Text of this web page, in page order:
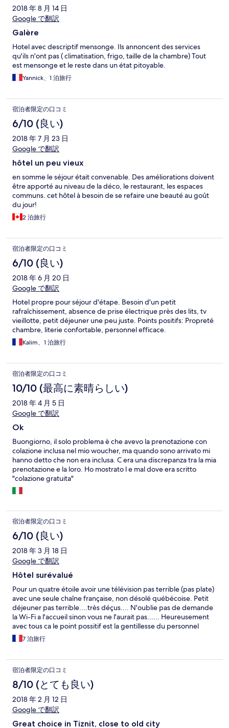
2018 年 8 月 14 日
Google で翻訳
Galère
Hotel avec descriptif mensonge. Ils annoncent des services
qu'ils n'ont pas ( climatisation, frigo, taille de la chambre) Tout
est mensonge et le reste dans un état pitoyable.
Yannick、1 泊旅行
宿泊者限定の口コミ
6/10 (良い)
2018 年 7 月 23 日
Google で翻訳
hôtel un peu vieux
en somme le séjour était convenable. Des améliorations doivent
être apporté au niveau de la déco, le restaurant, les espaces
communs. cet hôtel à besoin de se refaire une beauté au goût
du jour!
2 泊旅行
宿泊者限定の口コミ
6/10 (良い)
2018 年 6 月 20 日
Google で翻訳
Hotel propre pour séjour d'étape. Besoin d'un petit
rafraîchissement, absence de prise électrique près des lits, tv
vieillotte, petit déjeuner une peu juste. Points positifs: Propreté
chambre, literie confortable, personnel efficace.
Kalim、1 泊旅行
宿泊者限定の口コミ
10/10 (最高に素晴らしい)
2018 年 4 月 5 日
Google で翻訳
Ok
Buongiorno, il solo problema è che avevo la prenotazione con
colazione inclusa nel mio woucher, ma quando sono arrivato mi
hanno detto che non era inclusa. C era una discrepanza tra la mia
prenotazione e la loro. Ho mostrato l e mal dove era scritto
"colazione gratuita"
宿泊者限定の口コミ
6/10 (良い)
2018 年 3 月 18 日
Google で翻訳
Hôtel surévalué
Pour un quatre étoile avoir une télévision pas terrible (pas plate)
avec une seule chaîne française, non désolé québécoise. Petit
déjeuner pas terrible....très déçus.... N'oublie pas de demande
la Wi-Fi a l'accueil sinon vous ne l'aurait pas...... Heureusement
avec tous ca le point possitif est la gentillesse du personnel
7 泊旅行
宿泊者限定の口コミ
8/10 (とても良い)
2018 年 2 月 12 日
Google で翻訳
Great choice in Tiznit, close to old city